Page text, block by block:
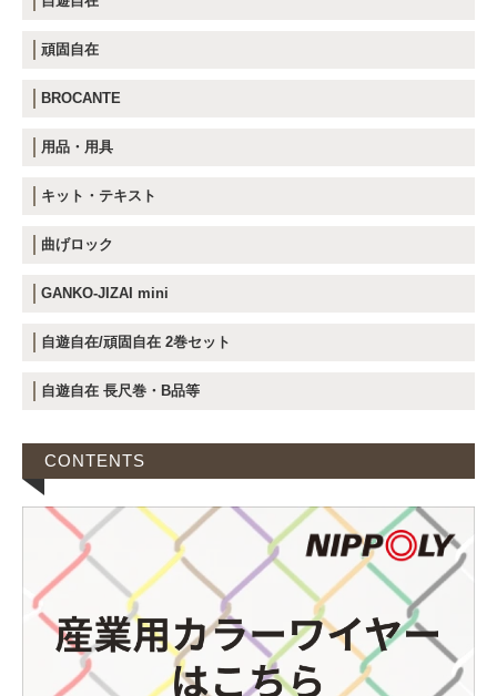
頑固自在
BROCANTE
用品・用具
キット・テキスト
曲げロック
GANKO-JIZAI mini
自遊自在/頑固自在 2巻セット
自遊自在 長尺巻・B品等
CONTENTS